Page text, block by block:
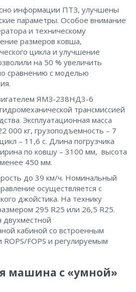
информации ПТЗ, улучшены
параметры. Особое внимание
и техническому
размеров ковша,
цикла и улучшение
на 50 % увеличить
сравнению с моделью
ЯМЗ-238НД3-6
трансмиссией
Эксплуатационная масса
000 кг, грузоподъемность – 7
– 11,6 с. Длина погрузчика
по ковшу – 3100 мм, высота
450 мм.
до 39 км/ч. Номинальный
осуществляется с
джойстика. На технику
295 R25 или 26,5 R25.
двухместной
кабиной со встроенным
ROPS/FOPS и регулируемым
машина с «умной»